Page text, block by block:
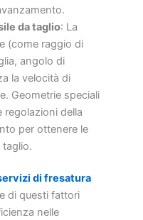
da taglio: La
(come raggio di
angolo di
la velocità di
Geometrie speciali
regolazioni della
per ottenere le
di fresatura
di questi fattori
nelle